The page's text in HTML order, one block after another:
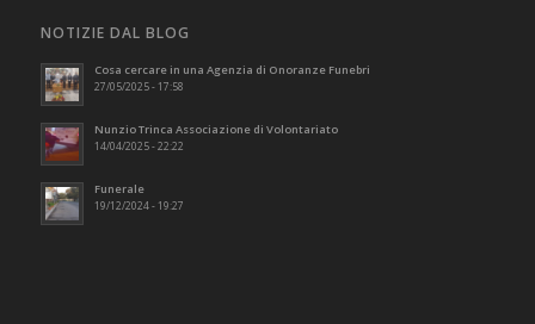
NOTIZIE DAL BLOG
Cosa cercare in una Agenzia di Onoranze Funebri
27/05/2025 - 17:58
Nunzio Trinca Associazione di Volontariato
14/04/2025 - 22:22
Funerale
19/12/2024 - 19:27